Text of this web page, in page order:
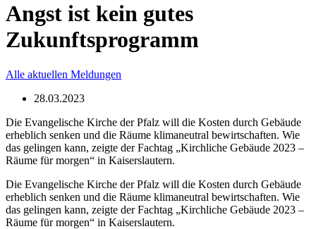
Angst ist kein gutes
Zukunftsprogramm
Alle aktuellen Meldungen
28.03.2023
Die Evangelische Kirche der Pfalz will die Kosten durch Gebäude
erheblich senken und die Räume klimaneutral bewirtschaften. Wie
das gelingen kann, zeigte der Fachtag „Kirchliche Gebäude 2023 –
Räume für morgen“ in Kaiserslautern.
Die Evangelische Kirche der Pfalz will die Kosten durch Gebäude
erheblich senken und die Räume klimaneutral bewirtschaften. Wie
das gelingen kann, zeigte der Fachtag „Kirchliche Gebäude 2023 –
Räume für morgen“ in Kaiserslautern.